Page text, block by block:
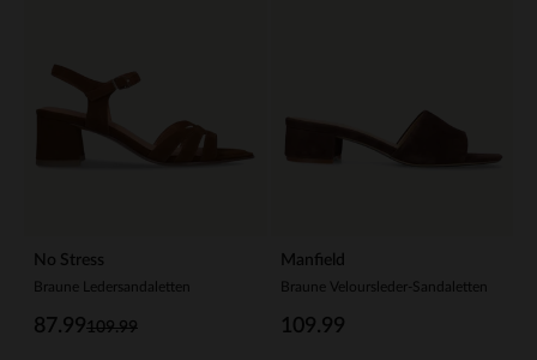
No Stress
Braune Ledersandaletten
109.99
87.99
Manfield
Braune Veloursleder-Sandaletten
109.99